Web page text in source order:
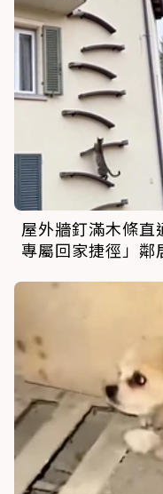
屋外牆釘滿木條直
專屬回家捷徑」鄰